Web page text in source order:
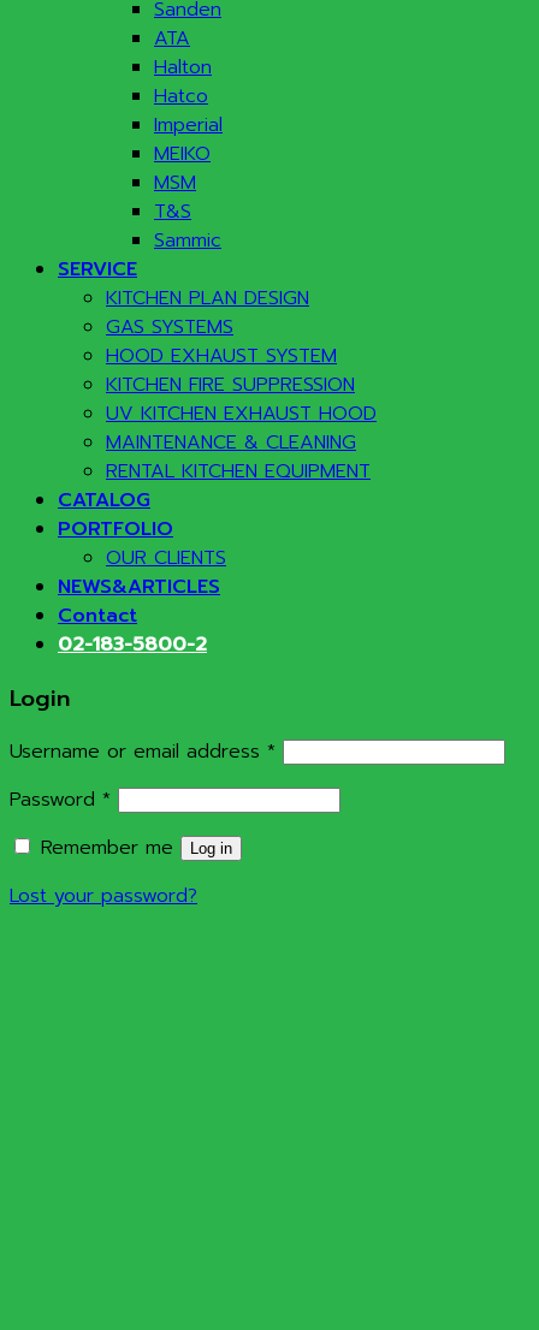
Sanden
ATA
Halton
Hatco
Imperial
MEIKO
MSM
T&S
Sammic
SERVICE
KITCHEN PLAN DESIGN
GAS SYSTEMS
HOOD EXHAUST SYSTEM
KITCHEN FIRE SUPPRESSION
UV KITCHEN EXHAUST HOOD
MAINTENANCE & CLEANING
RENTAL KITCHEN EQUIPMENT
CATALOG
PORTFOLIO
OUR CLIENTS
NEWS&ARTICLES
Contact
02-183-5800-2
Login
Username or email address *
Password *
Remember me
Log in
Lost your password?